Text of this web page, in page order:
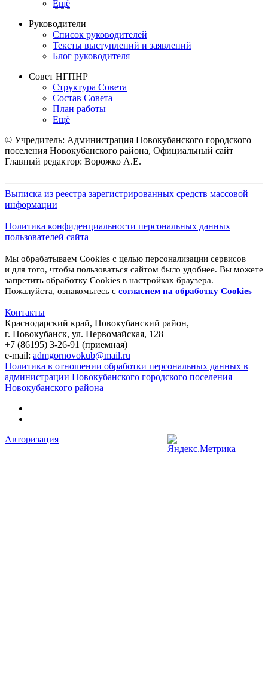
Ещё
Руководители
Список руководителей
Тексты выступлений и заявлений
Блог руководителя
Совет НГПНР
Структура Совета
Состав Совета
План работы
Ещё
© Учредитель: Администрация Новокубанского городского
поселения Новокубанского района, Официальный сайт
Главный редактор: Ворожко А.Е.
Выписка из реестра зарегистрированных средств массовой
информации
Политика конфиденциальности персональных данных
пользователей сайта
Мы обрабатываем Cookies с целью персонализации сервисов
и для того, чтобы пользоваться сайтом было удобнее. Вы можете
запретить обработку Cookies в настройках браузера.
Пожалуйста, ознакомьтесь с согласием на обработку Cookies
Контакты
Краснодарский край, Новокубанский район,
г. Новокубанск, ул. Первомайская, 128
+7 (86195) 3-26-91 (приемная)
e-mail: admgornovokub@mail.ru
Политика в отношении обработки персональных данных в
администрации Новокубанского городского поселения
Новокубанского района
Авторизация